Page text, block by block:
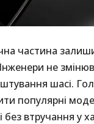
частина
не
шасі.
популярні
без втручання у